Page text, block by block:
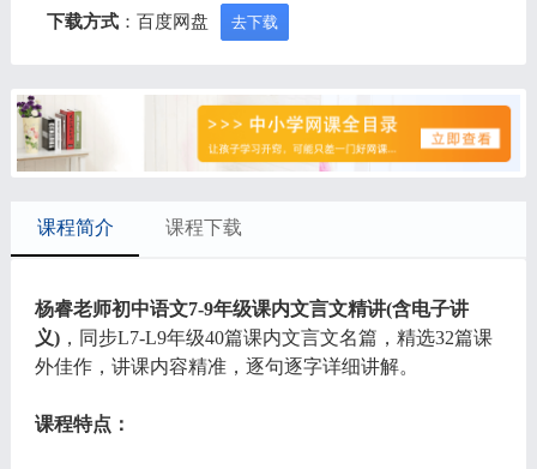
下载方式：百度网盘 去下载
课程简介 课程下载
杨睿老师初中语文7-9年级课内文言文精讲(含电子讲
义)，同步L7-L9年级40篇课内文言文名篇，精选32篇课
外佳作，讲课内容精准，逐句逐字详细讲解。
课程特点：